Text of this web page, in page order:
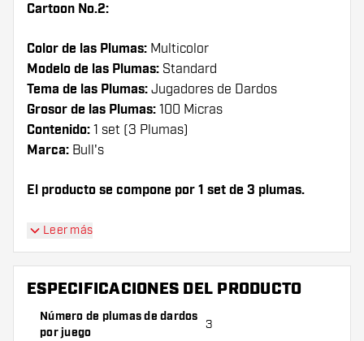
Cartoon No.2:
Color de las Plumas: Multicolor
Modelo de las Plumas: Standard
Tema de las Plumas: Jugadores de Dardos
Grosor de las Plumas: 100 Micras
Contenido: 1 set (3 Plumas)
Marca: Bull's
El producto se compone por 1 set de 3 plumas.
¡Consejo de Dartshopper!
Asegúrate de tener suficientes plumas y cañas.
Estas pueden dañarse o romperse con el uso.
Prueba una forma, un material o un grosor
Leer más
ESPECIFICACIONES DEL PRODUCTO
Número de plumas de dardos
por juego
3